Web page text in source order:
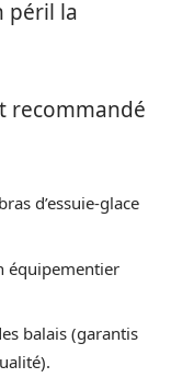
péril la
recommandé
d’essuie-glace
équipementier
balais (garantis